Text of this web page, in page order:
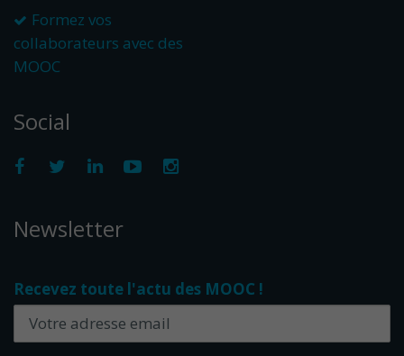
Formez vos
collaborateurs avec des
MOOC
Social
Newsletter
Recevez toute l'actu des MOOC !